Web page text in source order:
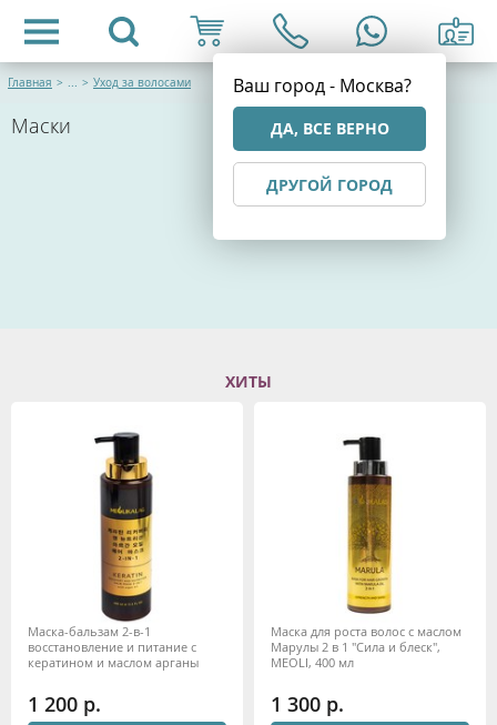
Ваш город - Москва?
ДА, ВСЕ ВЕРНО
ДРУГОЙ ГОРОД
Главная > ... > Уход за волосами
Маски
ХИТЫ
Маска-бальзам 2-в-1
восстановление и питание с
кератином и маслом арганы
1 200
Маска для роста волос с маслом
Марулы 2 в 1 "Сила и блеск",
MEOLI, 400 мл
1 300